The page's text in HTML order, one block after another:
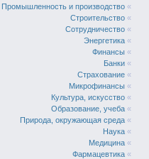
Промышленность и производство «
Строительство «
Сотрудничество «
Энергетика «
Финансы «
Банки «
Страхование «
Микрофинансы «
Культура, искусство «
Образование, учеба «
Природа, окружающая среда «
Наука «
Медицина «
Фармацевтика «